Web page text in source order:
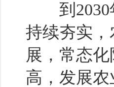
到2030年
持续夯实
展，常态
高，发展